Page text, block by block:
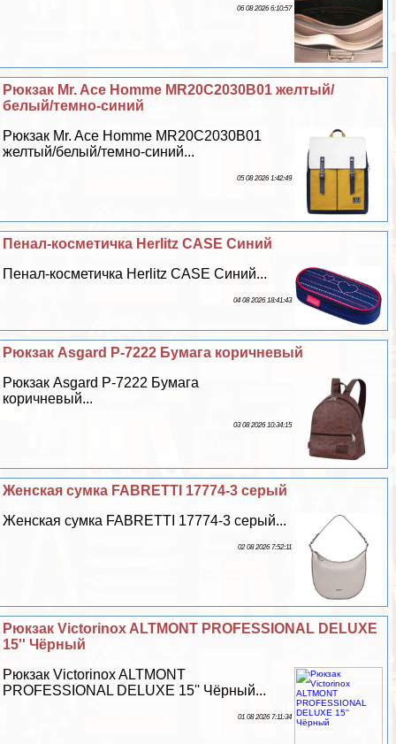
06 08 2026 6:10:57
Рюкзак Mr. Ace Homme MR20C2030B01 желтый/
белый/темно-синий
Рюкзак Mr. Ace Homme MR20C2030B01
желтый/белый/темно-синий...
05 08 2026 1:42:49
Пенал-косметичка Herlitz CASE Синий
Пенал-косметичка Herlitz CASE Синий...
04 08 2026 18:41:43
Рюкзак Asgard Р-7222 Бумага коричневый
Рюкзак Asgard Р-7222 Бумага
коричневый...
03 08 2026 10:34:15
Женская сумка FABRETTI 17774-3 серый
Женская сумка FABRETTI 17774-3 серый...
02 08 2026 7:52:11
Рюкзак Victorinox ALTMONT PROFESSIONAL DELUXE
15'' Чёрный
Рюкзак Victorinox ALTMONT
PROFESSIONAL DELUXE 15'' Чёрный...
01 08 2026 7:11:34